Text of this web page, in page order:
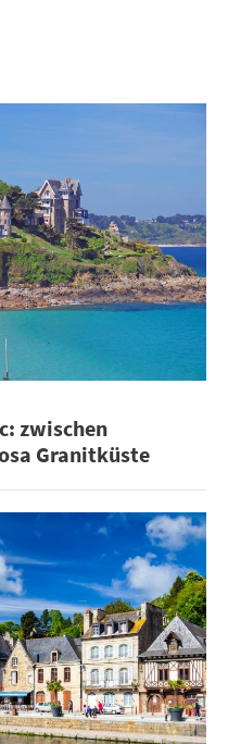
zwischen
Granitküste